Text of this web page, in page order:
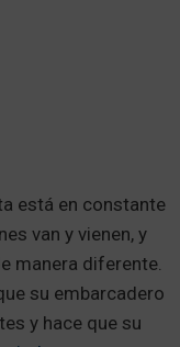
está en constante
van y vienen, y
manera diferente.
su embarcadero
y hace que su